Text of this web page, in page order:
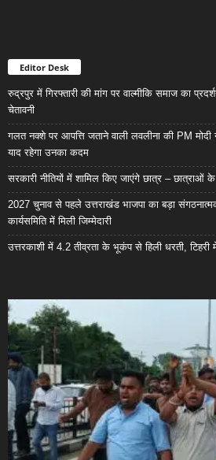
Editor Desk
रुद्रपुर में गिरफ्तारी की मांग पर वाल्मीकि समाज का
चेतावनी
गलत नक्शे पर आपत्ति जताने वाली लवलीना की PM
याद रहेगा उनका कदम
सरकारी नीतियों में शामिल किए जाएंगे छात्र – छात्राओं
2027 चुनाव से पहले उत्तराखंड भाजपा का बड़ा
कार्यसमिति में मिली जिम्मेदारी
उत्तरकाशी में 4.2 तीव्रता के भूकंप से हिली धरती,